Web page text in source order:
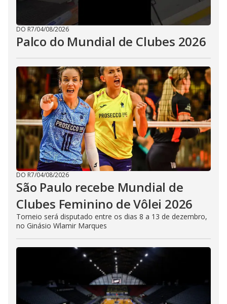
DO R7/04/08/2026
Palco do Mundial de Clubes 2026
DO R7/04/08/2026
São Paulo recebe Mundial de
Clubes Feminino de Vôlei 2026
Torneio será disputado entre os dias 8 a 13 de dezembro,
no Ginásio Wlamir Marques